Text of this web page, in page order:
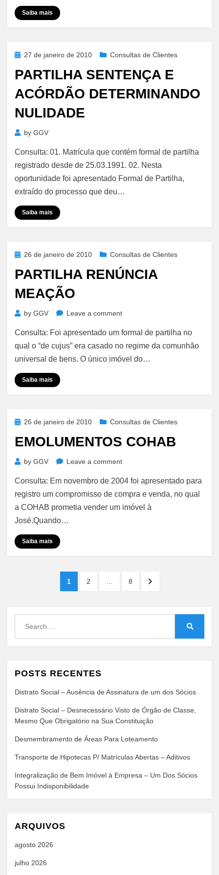
Saiba mais
Posted27 de janeiro de 2010 Consultas de Clientes
PARTILHA SENTENÇA E
ACÓRDÃO DETERMINANDO
NULIDADE
by GGV
Consulta: 01. Matrícula que contém formal de partilha
registrado desde de 25.03.1991. 02. Nesta
oportunidade foi apresentado Formal de Partilha,
extraído do processo que deu…
Saiba mais
Posted26 de janeiro de 2010 Consultas de Clientes
PARTILHA RENÚNCIA
MEAÇÃO
by GGV Leave a commenton
Renúncia
Meação
Consulta: Foi apresentado um formal de partilha no
qual o “de cujus” era casado no regime da comunhão
universal de bens. O único imóvel do…
Saiba mais
Posted26 de janeiro de 2010 Consultas de Clientes
EMOLUMENTOS COHAB
by GGV Leave a commenton
COHAB
Consulta: Em novembro de 2004 foi apresentado para
registro um compromisso de compra e venda, no qual
a COHAB prometia vender um imóvel à
José.Quando…
Saiba mais
posts
PAGE
1 PAGE
2 PAGE
8
NEXT
POSTS RECENTES
Distrato Social – Ausência de Assinatura de um dos Sócios
Distrato Social – Desnecessário Visto de Órgão de Classe,
Mesmo Que Obrigatório na Sua Constituição
Desmembramento de Áreas Para Loteamento
Transporte de Hipotecas P/ Matrículas Abertas – Aditivos
Integralização de Bem Imóvel à Empresa – Um Dos Sócios
Possui Indisponibilidade
ARQUIVOS
agosto 2026
julho 2026